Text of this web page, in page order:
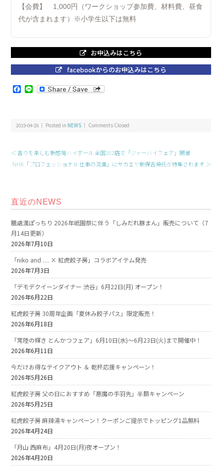
【会費】 1,000円（ワークショップ参加費、材料費、昼食
代が含まれます）※小学生以下は無料
お申込みはこちら
facebookからのお申込みはこちら
Facebook
Line
2019-04-26 ｜ Posted in NEWS Comments Closed
＜ 香りを楽しむ新感覚ハイボール 全国202店で「ジャーハイフェア」開催
NHK「プロフェッショナル 仕事の流儀」にサカエヤ新保吉伸氏が特集されます ＞
直近のNEWS
膳處漢ぽっちり 2026年祇園祭に伴う「しみだれ豚まん」販売について（7
月14日更新）
2026年7月10日
「niko and … × 紅虎餃子房」コラボアイテム発売
2026年7月3日
「デモデクイーンダイナー 渋谷」6月22日(月) オープン！
2026年6月22日
紅虎餃子房 30周年企画「夏休み餃子パス」限定販売！
2026年6月18日
「常陸の輝き とんかつフェア」6月10日(水)～6月23日(火)まで開催中！
2026年6月11日
今だけお得なテイクアウト ＆ 乾杯応援キャンペーン！
2026年5月26日
紅虎餃子房 父の日におすすめ「悪魔の手羽先」半額キャンペーン
2026年5月25日
紅虎餃子房 麻辣湯キャンペーン！クーポンご提示でトッピング1品無料
2026年4月24日
「月山 西麻布」4月20日(月)夜オープン！
2026年4月20日